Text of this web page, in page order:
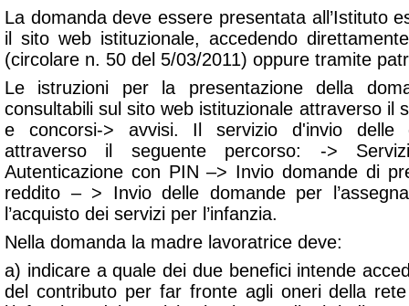
La domanda deve essere presentata all’Istituto
il sito web istituzionale, accedendo
(circolare n. 50 del 5/03/2011) oppure tramite
Le istruzioni per la presentazione della
consultabili sul sito web istituzionale attraverso il
e concorsi-> avvisi. Il servizio d'invio delle
attraverso il seguente percorso: ->
Autenticazione con PIN –> Invio domande di
reddito – > Invio delle domande per
l’acquisto dei servizi per l’infanzia.
Nella domanda la madre lavoratrice deve:
a) indicare a quale dei due benefici intende
del contributo per far fronte agli oneri della